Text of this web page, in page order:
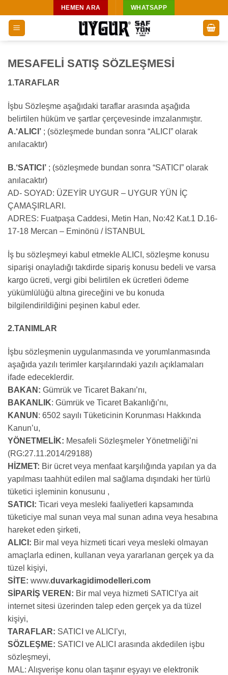
atla
HEMEN ARA WHATSAPP
MESAFELİ SATIŞ SÖZLEŞMESİ
1.TARAFLAR
İşbu Sözleşme aşağıdaki taraflar arasında aşağıda
belirtilen hüküm ve şartlar çerçevesinde imzalanmıştır.
A.‘ALICI’ ; (sözleşmede bundan sonra “ALICI” olarak
anılacaktır)
B.‘SATICI’ ; (sözleşmede bundan sonra “SATICI” olarak
anılacaktır)
AD- SOYAD: ÜZEYİR UYGUR – UYGUR YÜN İÇ
ÇAMAŞIRLARI.
ADRES: Fuatpaşa Caddesi, Metin Han, No:42 Kat.1 D.16-
17-18 Mercan – Eminönü / İSTANBUL
İş bu sözleşmeyi kabul etmekle ALICI, sözleşme konusu
siparişi onayladığı takdirde sipariş konusu bedeli ve varsa
kargo ücreti, vergi gibi belirtilen ek ücretleri ödeme
yükümlülüğü altına gireceğini ve bu konuda
bilgilendirildiğini peşinen kabul eder.
2.TANIMLAR
İşbu sözleşmenin uygulanmasında ve yorumlanmasında
aşağıda yazılı terimler karşılarındaki yazılı açıklamaları
ifade edeceklerdir.
BAKAN: Gümrük ve Ticaret Bakanı’nı,
BAKANLIK: Gümrük ve Ticaret Bakanlığı’nı,
KANUN : 6502 sayılı Tüketicinin Korunması Hakkında
Kanun’u,
YÖNETMELİK: Mesafeli Sözleşmeler Yönetmeliği’ni
(RG:27.11.2014/29188)
HİZMET: Bir ücret veya menfaat karşılığında yapılan ya da
yapılması taahhüt edilen mal sağlama dışındaki her türlü
tüketici işleminin konusunu ,
SATICI: Ticari veya mesleki faaliyetleri kapsamında
tüketiciye mal sunan veya mal sunan adına veya hesabına
hareket eden şirketi,
ALICI: Bir mal veya hizmeti ticari veya mesleki olmayan
amaçlarla edinen, kullanan veya yararlanan gerçek ya da
tüzel kişiyi,
SİTE: www.duvarkagidimodelleri.com
SİPARİŞ VEREN: Bir mal veya hizmeti SATICI’ya ait
internet sitesi üzerinden talep eden gerçek ya da tüzel
kişiyi,
TARAFLAR: SATICI ve ALICI’yı,
SÖZLEŞME: SATICI ve ALICI arasında akdedilen işbu
sözleşmeyi,
MAL: Alışverişe konu olan taşınır eşyayı ve elektronik